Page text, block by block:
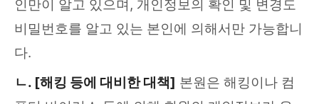
인만이 알고 있으며, 개인정보의 확인 및 변경도
비밀번호를 알고 있는 본인에 의해서만 가능합니
다.
ㄴ. [해킹 등에 대비한 대책] 본원은 해킹이나 컴